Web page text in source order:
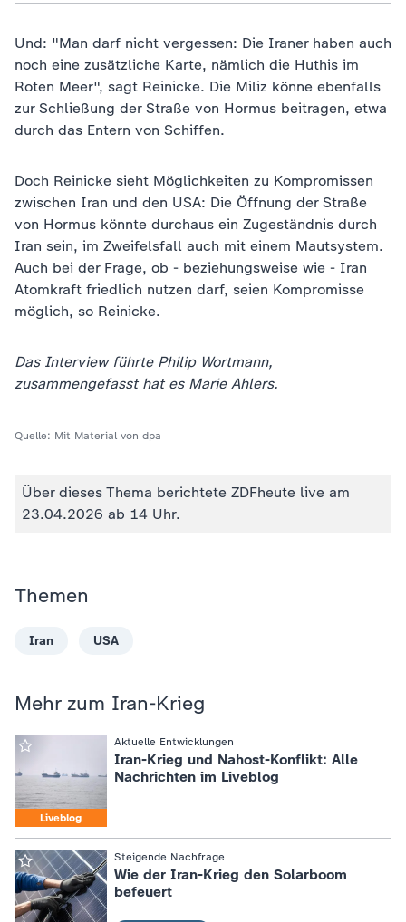
Und: "Man darf nicht vergessen: Die Iraner haben auch
noch eine zusätzliche Karte, nämlich die Huthis im
Roten Meer", sagt Reinicke. Die Miliz könne ebenfalls
zur Schließung der Straße von Hormus beitragen, etwa
durch das Entern von Schiffen.
Doch Reinicke sieht Möglichkeiten zu Kompromissen
zwischen Iran und den USA: Die Öffnung der Straße
von Hormus könnte durchaus ein Zugeständnis durch
Iran sein, im Zweifelsfall auch mit einem Mautsystem.
Auch bei der Frage, ob - beziehungsweise wie - Iran
Atomkraft friedlich nutzen darf, seien Kompromisse
möglich, so Reinicke.
Das Interview führte Philip Wortmann,
zusammengefasst hat es Marie Ahlers.
Quelle: Mit Material von dpa
Über dieses Thema berichtete ZDFheute live am
23.04.2026 ab 14 Uhr.
Themen
Iran USA
Mehr zum Iran-Krieg
Liveblog
Aktuelle Entwicklungen
:
Iran-Krieg und Nahost-Konflikt: Alle
Nachrichten im Liveblog
Steigende Nachfrage
:
Wie der Iran-Krieg den Solarboom
befeuert